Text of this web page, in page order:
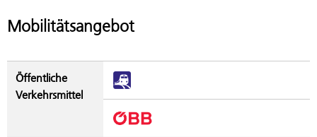
Mobilitätsangebot
Öffentliche
Verkehrsmittel